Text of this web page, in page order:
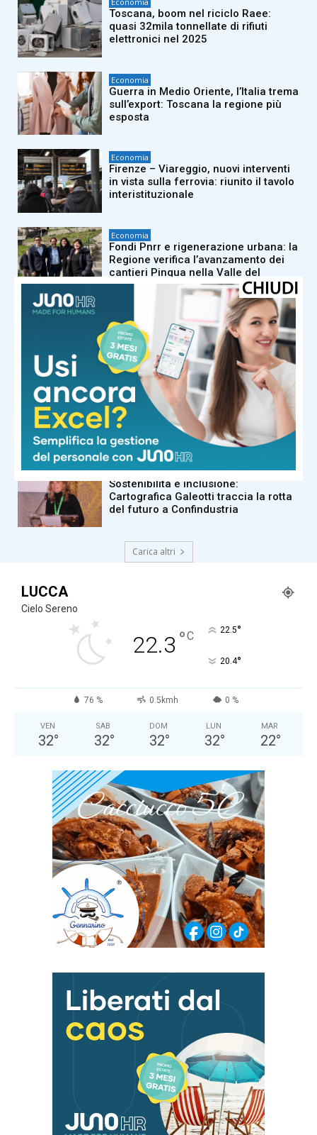
Toscana, boom nel riciclo Raee:
quasi 32mila tonnellate di rifiuti
elettronici nel 2025
Economia
Guerra in Medio Oriente, l’Italia trema
sull’export: Toscana la regione più
esposta
Economia
Firenze – Viareggio, nuovi interventi
in vista sulla ferrovia: riunito il tavolo
interistituzionale
Economia
Fondi Pnrr e rigenerazione urbana: la
Regione verifica l’avanzamento dei
cantieri Pinqua nella Valle del
Serchio
San Valentino 2026, la Toscana nel
mirino dei viaggiatori: Firenze e
Viareggio nella top 13 nazionale
Economia
Forte dei Marmi capitale del
desiderio: caccia alle ville con
giardino, domanda sempre alta
Economia
Sostenibilità e inclusione:
Cartografica Galeotti traccia la rotta
del futuro a Confindustria
Carica altri
LUCCA
Cielo Sereno
22.3 °C 22.5°
20.4°
76 % 0.5kmh 0 %
VEN
32°
SAB
32°
DOM
32°
LUN
32°
MAR
22°